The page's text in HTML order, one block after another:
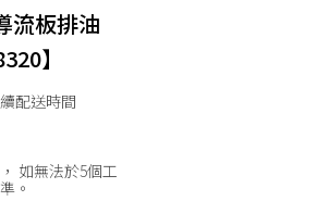
、兒童生活用品
用品
流板排油
】
配送時間
如無法於5個工
。